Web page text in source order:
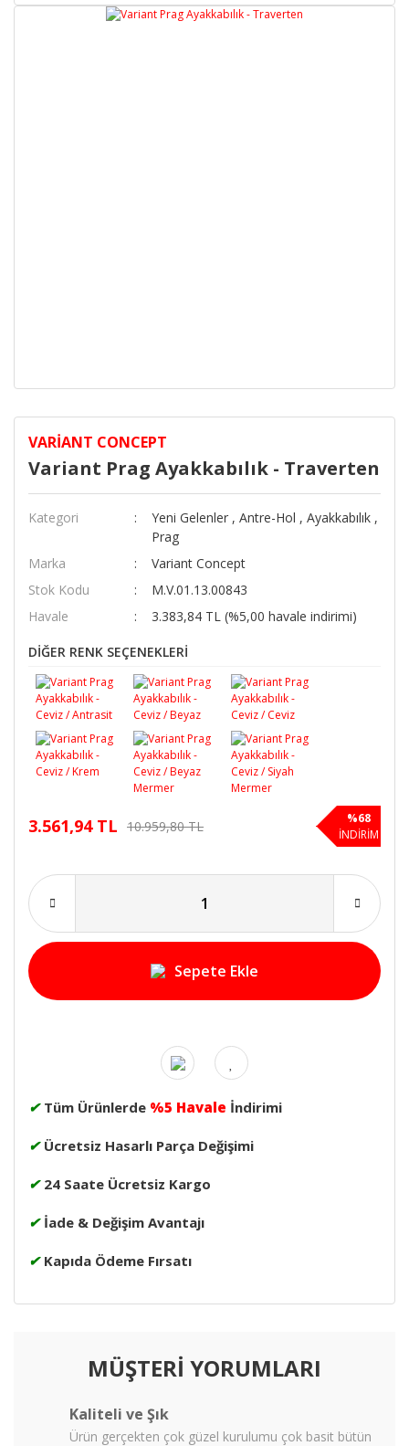
VARIANT CONCEPT
Variant Prag Ayakkabılık - Traverten
Kategori Yeni Gelenler , Antre-Hol , Ayakkabılık ,
Prag
Marka
Variant Concept
Stok Kodu
M.V.01.13.00843
Havale
3.383,84 TL (%5,00 havale indirimi)
DİĞER RENK SEÇENEKLERİ
3.561,94 TL 10.959,80 TL
%68
İNDİRİM
Sepete Ekle
✔ Tüm Ürünlerde %5 Havale İndirimi
✔ Ücretsiz Hasarlı Parça Değişimi
✔ 24 Saate Ücretsiz Kargo
✔ İade & Değişim Avantajı
✔ Kapıda Ödeme Fırsatı
MÜŞTERİ YORUMLARI
Kaliteli ve Şık
Ürün gerçekten çok güzel kurulumu çok basit bütün